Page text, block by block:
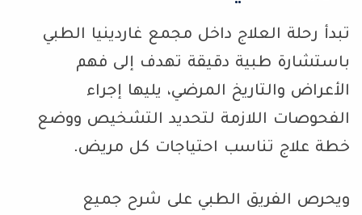
تبدأ رحلة العلاج داخل مجمع غاردينيا الطبي
باستشارة طبية دقيقة تهدف إلى فهم
الأعراض والتاريخ المرضي، يليها إجراء
الفحوصات اللازمة لتحديد التشخيص ووضع
خطة علاج تناسب احتياجات كل مريض.
ويحرص الفريق الطبي على شرح جميع